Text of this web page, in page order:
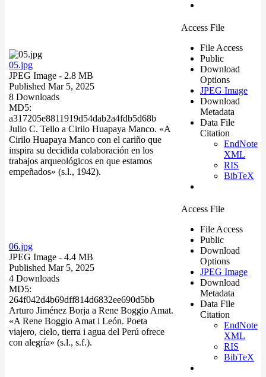
05.jpg
JPEG Image - 2.8 MB
Published Mar 5, 2025
8 Downloads
MD5:
a317205e8811919d54dab2a4fdb5d68b
Julio C. Tello a Cirilo Huapaya Manco. «A
Cirilo Huapaya Manco con el cariño que
inspira su decidida colaboración en los
trabajos arqueológicos en que estamos
empeñados» (s.l., 1942).
Access File
File Access
Public
Download
Options
JPEG Image
Download
Metadata
Data File
Citation
EndNote
XML
RIS
BibTeX
06.jpg
JPEG Image - 4.4 MB
Published Mar 5, 2025
4 Downloads
MD5:
264f042d4b69dff814d6832ee690d5bb
Arturo Jiménez Borja a Rene Boggio Amat.
«A Rene Boggio Amat i León. Poeta
viajero, cielo, tierra i agua del Perú ofrece
con alegría» (s.l., s.f.).
Access File
File Access
Public
Download
Options
JPEG Image
Download
Metadata
Data File
Citation
EndNote
XML
RIS
BibTeX